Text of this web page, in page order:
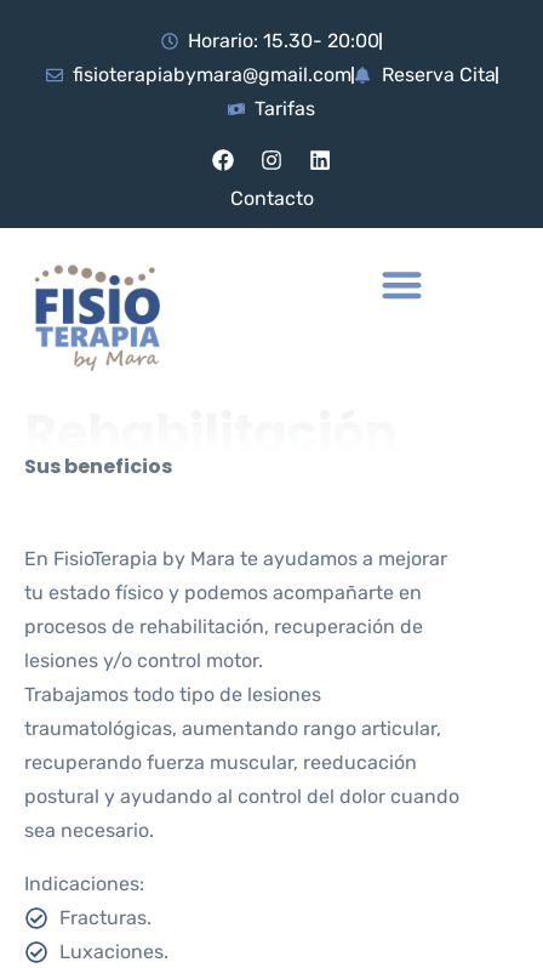
Horario: 15.30- 20:00
fisioterapiabymara@gmail.com
Reserva Cita
Tarifas
Contacto
Sus beneficios
En FisioTerapia by Mara te ayudamos a mejorar
tu estado físico y podemos acompañarte en
procesos de rehabilitación, recuperación de
lesiones y/o control motor.
Trabajamos todo tipo de lesiones
traumatológicas, aumentando rango articular,
recuperando fuerza muscular, reeducación
postural y ayudando al control del dolor cuando
sea necesario.
Indicaciones:
Fracturas.
Luxaciones.